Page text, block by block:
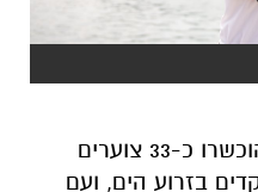
בקורס חובלים מחזור 147 הוכשרו כ-33 צוערים
בזרוע הים, ועם